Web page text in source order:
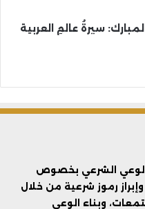
سيرةُ عالمِ العربية
الشرعي بخصوص
رموز شرعية من خلال
وبناء الوعي